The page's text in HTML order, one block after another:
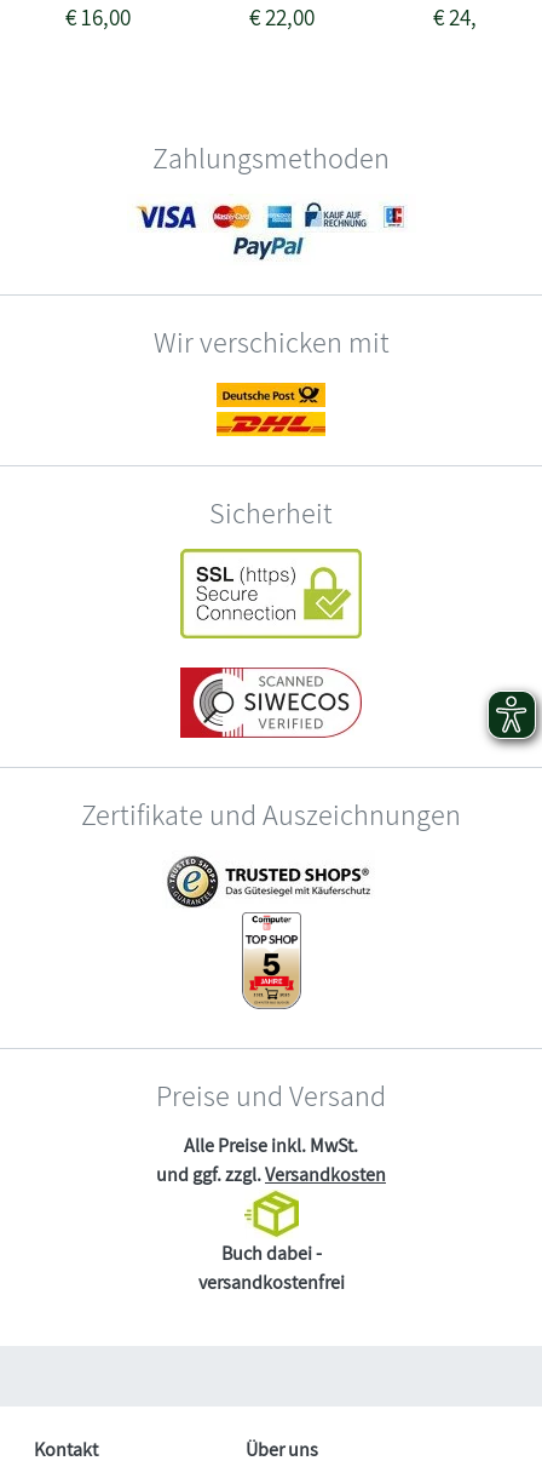
€16,00 €22,00 €24,00
Zahlungsmethoden
Wir verschicken mit
Sicherheit
Zertifikate und Auszeichnungen
Preise und Versand
Alle Preise inkl. MwSt.
und ggf. zzgl.Versandkosten
Buch dabei -
versandkostenfrei
Kontakt Über uns